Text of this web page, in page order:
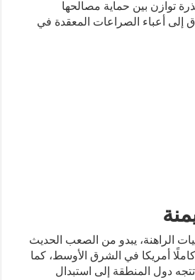
توازن بين حماية مصالحها
إلى أعباء الصراعات المعقدة في
الراهنة، يبدو من الصعب الحديث
أمريكا في الشرق الأوسط، كما
دول المنطقة إلى استبدال